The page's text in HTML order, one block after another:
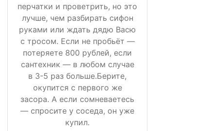
перчатки и проветрить, но это
лучше, чем разбирать сифон
руками или ждать дядю Васю
с тросом. Если не пробьёт —
потеряете 800 рублей, если
сантехник — в любом случае
в 3-5 раз больше.Берите,
окупится с первого же
засора. А если сомневаетесь
— спросите у соседа, он уже
купил.